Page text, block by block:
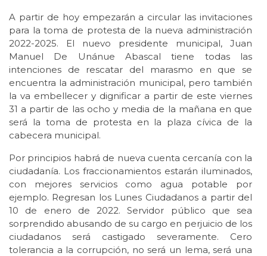
A partir de hoy empezarán a circular las invitaciones
para la toma de protesta de la nueva administración
2022-2025. El nuevo presidente municipal, Juan
Manuel De Unánue Abascal tiene todas las
intenciones de rescatar del marasmo en que se
encuentra la administración municipal, pero también
la va embellecer y dignificar a partir de este viernes
31 a partir de las ocho y media de la mañana en que
será la toma de protesta en la plaza cívica de la
cabecera municipal.
Por principios habrá de nueva cuenta cercanía con la
ciudadanía. Los fraccionamientos estarán iluminados,
con mejores servicios como agua potable por
ejemplo. Regresan los Lunes Ciudadanos a partir del
10 de enero de 2022. Servidor público que sea
sorprendido abusando de su cargo en perjuicio de los
ciudadanos será castigado severamente. Cero
tolerancia a la corrupción, no será un lema, será una